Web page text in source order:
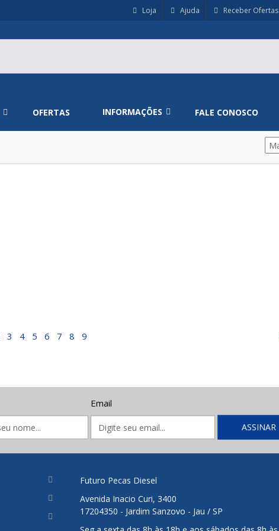
Loja Ajuda Receber Ofertas
OFERTAS INFORMAÇÕES FALE CONOSCO
3 4 5 6 7 8 9
Email
Futuro Pecas Diesel
Avenida Inacio Curi, 3400
17204350 - Jardim Sanzovo - Jau / SP